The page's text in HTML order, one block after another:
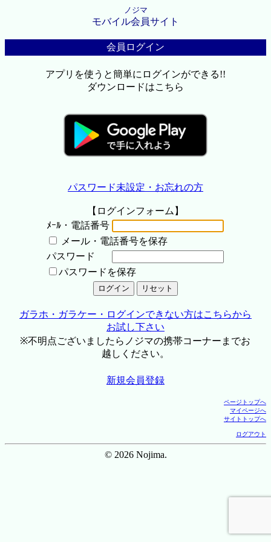
ノジマ
モバイル会員サイト
会員ログイン
アプリを使うと簡単にログインができる!!
ダウンロードはこちら
パスワード未設定・お忘れの方
【ログインフォーム】
ﾒｰﾙ・電話番号
メール・電話番号を保存
パスワード
パスワードを保存
ガラホ・ガラケー・ログインできない方はこちらから
お試し下さい
※不明点ございましたらノジマの携帯コーナーまでお
越しください。
新規会員登録
ページトップへ
マイページへ
サイトトップへ
ログアウト
© 2026 Nojima.